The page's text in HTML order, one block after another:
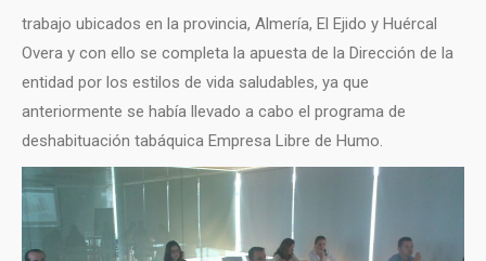
trabajo ubicados en la provincia, Almería, El Ejido y Huércal
Overa y con ello se completa la apuesta de la Dirección de la
entidad por los estilos de vida saludables, ya que
anteriormente se había llevado a cabo el programa de
deshabituación tabáquica Empresa Libre de Humo.